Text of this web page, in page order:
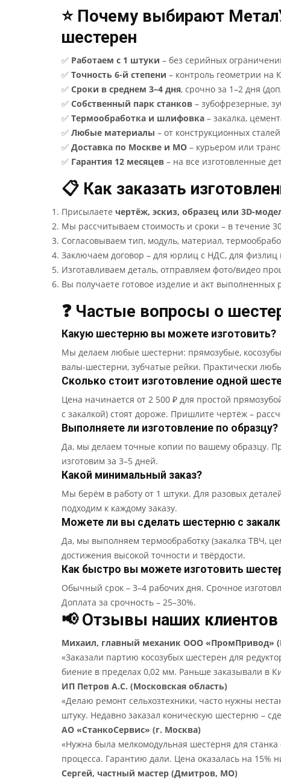
⭐ Почему выбирают
шестерен
✅ Работаем с 1 штуки – без серийных
✅ Точность 6-й степени – контроль геометрии на
✅ Сроки в среднем 3–4 дня, срочно за 1–2 дня
✅ Собственный парк станков – зубофрезерные,
✅ Термообработка и шлифовка – закалка,
✅ Любые материалы – от конструкционных
✅ Доставка по Москве и МО – курьером или
✅ Гарантия 12 месяцев – на все изготовленные
📋 Как заказать
Присылаете чертёж, эскиз, образец или 3D-
Мы рассчитываем стоимость и сроки – в течение
Согласовываем тип, модуль, материал,
Заключаем договор – для юрлиц с НДС, для физлиц
Изготавливаем деталь, отправляем фото/видео
Вы получаете готовое изделие и акт выполненных
❓ Частые вопросы о
Какую шестерню вы можете изготовить?
Мы делаем любые шестерни: прямозубые,
валы-шестерни, зубчатые рейки. Практически
Сколько стоит изготовление одной
Цена начинается от 2 500 ₽ для простой
с закалкой) стоят дороже. Пришлите чертёж –
Выполняете ли изготовление по образцу?
Да, мы делаем точные копии по вашему образцу.
изготовим за 3–5 дней.
Какой минимальный заказ?
Мы берём в работу от 1 штуки. Для разовых
подходим к каждому заказу.
Можете ли вы сделать шестерню с
Да, мы выполняем термообработку (закалка ТВЧ,
достижения высокой точности и твёрдости.
Как быстро вы можете изготовить
Обычный срок – 3–4 рабочих дня. Срочное
Доплата за срочность – 25–30%.
📢 Отзывы наших клиентов
Михаил, главный механик ООО «ПромПривод»
«Заказали партию косозубых шестерен для
биение в пределах 0,02 мм. Раньше заказывали в
ИП Петров А.С. (Московская область)
«Делаю ремонт сельхозтехники, часто нужны
штуку. Недавно заказал коническую шестерню –
АО «СтанкоСервис» (г. Москва)
«Нужна была мелкомодульная шестерня для
процесса. Гарантию дали. Цена оказалась на 15%
Сергей, частный мастер (Дмитров, МО)